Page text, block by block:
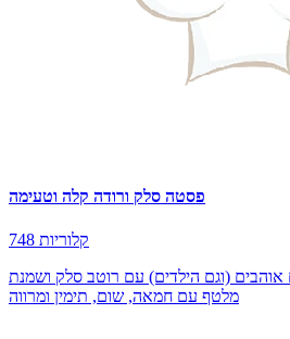
פסטה סלק ורודה קלה וטעימה
748 קלוריות
(וגם הילדים) עם רוטב סלק ושמנת
מלטף עם חמאה, שום, תימין ומרווה